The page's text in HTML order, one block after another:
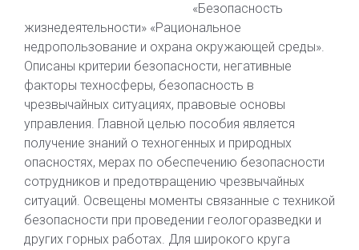
«Безопасность
жизнедеятельности» «Рациональное
недропользование и охрана окружающей среды».
Описаны критерии безопасности, негативные
факторы техносферы, безопасность в
чрезвычайных ситуациях, правовые основы
управления. Главной целью пособия является
получение знаний о техногенных и природных
опасностях, мерах по обеспечению безопасности
сотрудников и предотвращению чрезвычайных
ситуаций. Освещены моменты связанные с техникой
безопасности при проведении геологоразведки и
других горных работах. Для широкого круга